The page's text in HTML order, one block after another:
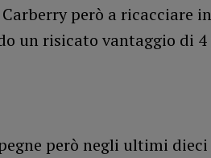
Carberry però a ricacciare
un risicato vantaggio di
però negli ultimi